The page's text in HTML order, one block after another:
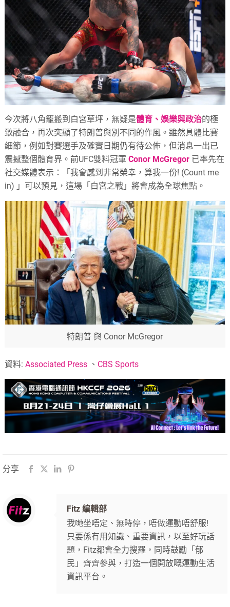
今次將八角籠搬到白宮草坪，無疑是體育、娛樂與政治的極
致融合，再次突顯了特朗普與別不同的作風。雖然具體比賽
細節，例如對賽選手及確實日期仍有待公佈，但消息一出已
震撼整個體育界。前UFC雙料冠軍Conor McGregor 已率先在
社交媒體表示：「我會感到非常榮幸，算我一份! (Count me
in) 」可以預見，這場「白宮之戰」將會成為全球焦點。
特朗普 與 Conor McGregor
資料:Associated Press 、 CBS Sports
分享
Fitz 編輯部
我哋坐唔定、無時停，唔做運動唔舒服!
只要係有用知識、重要資訊，以至好玩話
題，Fitz都會全力搜羅，同時鼓勵「郁
民」齊齊參與，打造一個開放嘅運動生活
資訊平台。